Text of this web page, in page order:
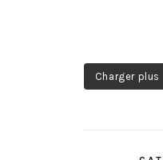
Charger plus